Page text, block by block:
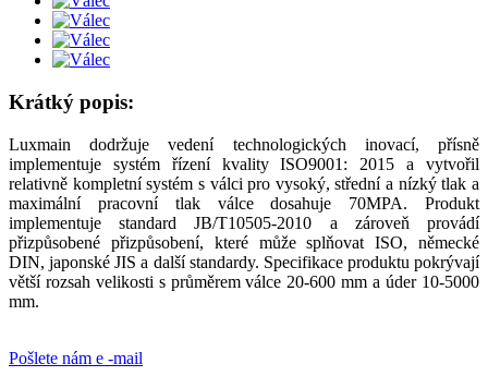
Krátký popis:
Luxmain dodržuje vedení technologických inovací, přísně
implementuje systém řízení kvality ISO9001: 2015 a vytvořil
relativně kompletní systém s válci pro vysoký, střední a nízký tlak a
maximální pracovní tlak válce dosahuje 70MPA. Produkt
implementuje standard JB/T10505-2010 a zároveň provádí
přizpůsobené přizpůsobení, které může splňovat ISO, německé
DIN, japonské JIS a další standardy. Specifikace produktu pokrývají
větší rozsah velikosti s průměrem válce 20-600 mm a úder 10-5000
mm.
Pošlete nám e -mail